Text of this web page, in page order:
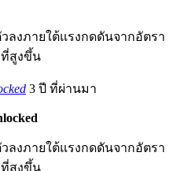
ลงภายใต้แรงกดดันจากอัตรา
สูงขึ้น
3 ปี ที่ผ่านมา
ลงภายใต้แรงกดดันจากอัตรา
สูงขึ้น